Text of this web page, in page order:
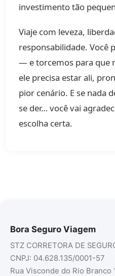
investimento tão
Viaje com leveza,
responsabilidade. Você
— e torcemos para que
ele precisa estar ali,
pior cenário. E se nada
se der… você vai
escolha certa.
Bora Seguro Viagem
STZ CORRETORA DE
CNPJ: 04.628.135/0001-57
Rua Visconde do Rio Branco